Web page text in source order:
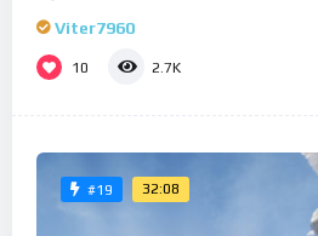
Viter7960
10 2.7K
#19 32:08